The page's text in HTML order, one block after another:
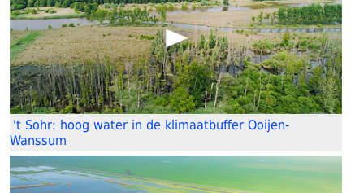
't Sohr: hoog water in de klimaatbuffer Ooijen-
Wanssum